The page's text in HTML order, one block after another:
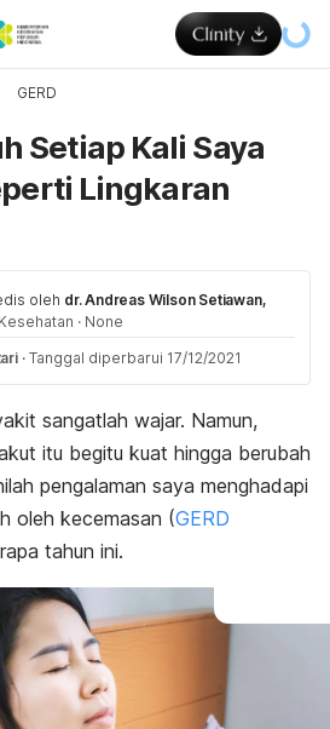
GERD
Setiap Kali Saya
Lingkaran
oleh dr. Andreas Wilson Setiawan,
· None
· Tanggal diperbarui 17/12/2021
sangatlah wajar. Namun,
itu begitu kuat hingga berubah
pengalaman saya menghadapi
oleh kecemasan (GERD
tahun ini.